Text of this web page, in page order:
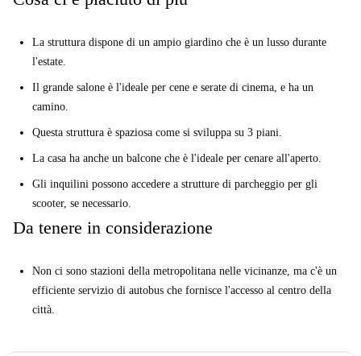
La struttura dispone di un ampio giardino che è un lusso durante
l'estate.
Il grande salone è l'ideale per cene e serate di cinema, e ha un
camino.
Questa struttura è spaziosa come si sviluppa su 3 piani.
La casa ha anche un balcone che è l'ideale per cenare all'aperto.
Gli inquilini possono accedere a strutture di parcheggio per gli
scooter, se necessario.
Da tenere in considerazione
Non ci sono stazioni della metropolitana nelle vicinanze, ma c'è un
efficiente servizio di autobus che fornisce l'accesso al centro della
città.